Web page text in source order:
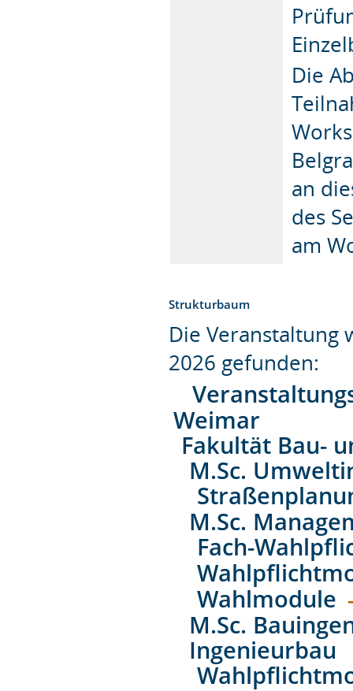
Die
an
des
am
Strukturbaum
Die Veranstaltung
2026 gefunden:
Weimar
Fakultät Bau-
M.Sc.
M.Sc.
Fach-
Wahlmodule
M.Sc.
Ingenieurbau